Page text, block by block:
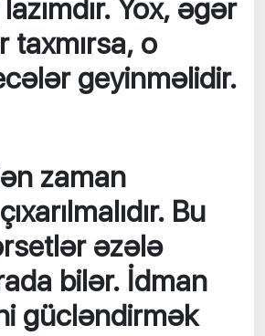
Yox, əgər
taxmırsa, o
geyinməlidir.
zaman
Bu
əzələ
bilər. İdman
gücləndirmək